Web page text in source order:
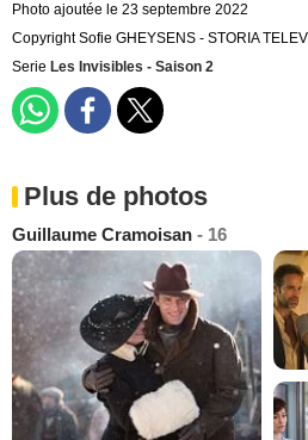
Photo ajoutée le 23 septembre 2022
Copyright Sofie GHEYSENS - STORIA
Serie Les Invisibles - Saison 2
Plus de photos
Guillaume Cramoisan - 16